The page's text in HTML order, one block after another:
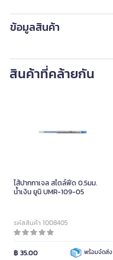
ข้อมูลสินค้า
สินค้าที่คล้ายกัน
ไส้ปากกาเจล สไตล์ฟีด 0.5มม.
น้ำเงิน ยูนิ UMR-109-05
รหัสสินค้า 1008405
฿ 35.00 พร้อมจัดส่ง